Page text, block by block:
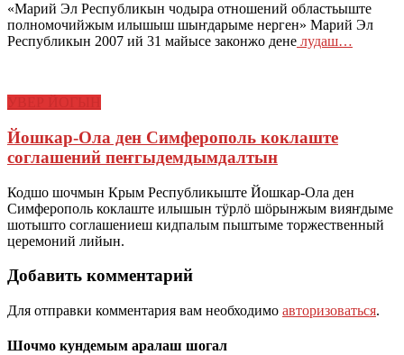
«Марий Эл Республикын чодыра отношений областьыште
полномочийжым илышыш шыҥдарыме нерген» Марий Эл
Республикын 2007 ий 31 майысе законжо дене лудаш…
Йошкар-Ола ден Симферополь коклаште
соглашений пеҥгыдемдымдалтын
Кодшо шочмын Крым Республикыште Йошкар-Ола ден
Симферополь коклаште илышын тӱрлӧ шӧрынжым вияҥдыме
шотышто соглашениеш кидпалым пыштыме торжественный
церемоний лийын.
Добавить комментарий
Для отправки комментария вам необходимо авторизоваться.
Шочмо кундемым аралаш шогал